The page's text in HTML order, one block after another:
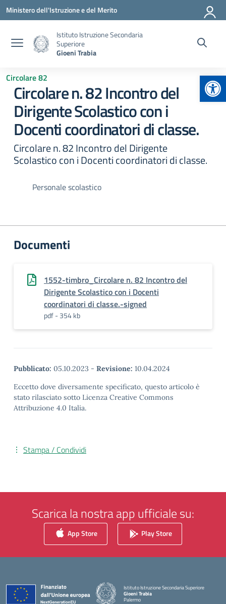
Vai ai contenuti
Vai al menu di navigazione
Vai al footer
Ministero dell'Istruzione e del Merito
Istituto Istruzione Secondaria
Superiore
Gioeni Trabia
Circolare 82
Circolare n. 82 Incontro del
Dirigente Scolastico con i
Docenti coordinatori di classe.
Circolare n. 82 Incontro del Dirigente
Scolastico con i Docenti coordinatori di classe.
Personale scolastico
Documenti
1552-timbro_Circolare n. 82 Incontro del
Dirigente Scolastico con i Docenti
coordinatori di classe.-signed
pdf - 354 kb
Pubblicato: 05.10.2023 - Revisione: 10.04.2024
Eccetto dove diversamente specificato, questo articolo è
stato rilasciato sotto Licenza Creative Commons
Attribuzione 4.0 Italia.
Stampa / Condividi
Scarica la nostra app ufficiale su:
App Store Play Store
Istituto Istruzione Secondaria Superiore
Gioeni Trabia
Palermo